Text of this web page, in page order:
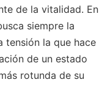
de la vitalidad. En
siempre la
tensión la que hace
de un estado
rotunda de su